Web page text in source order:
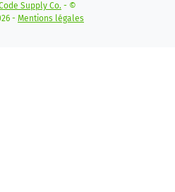
Supply Co. - ©
- Mentions légales